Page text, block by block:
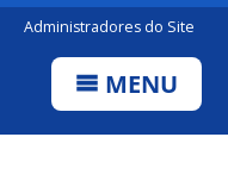
Administradores do Site
MENU